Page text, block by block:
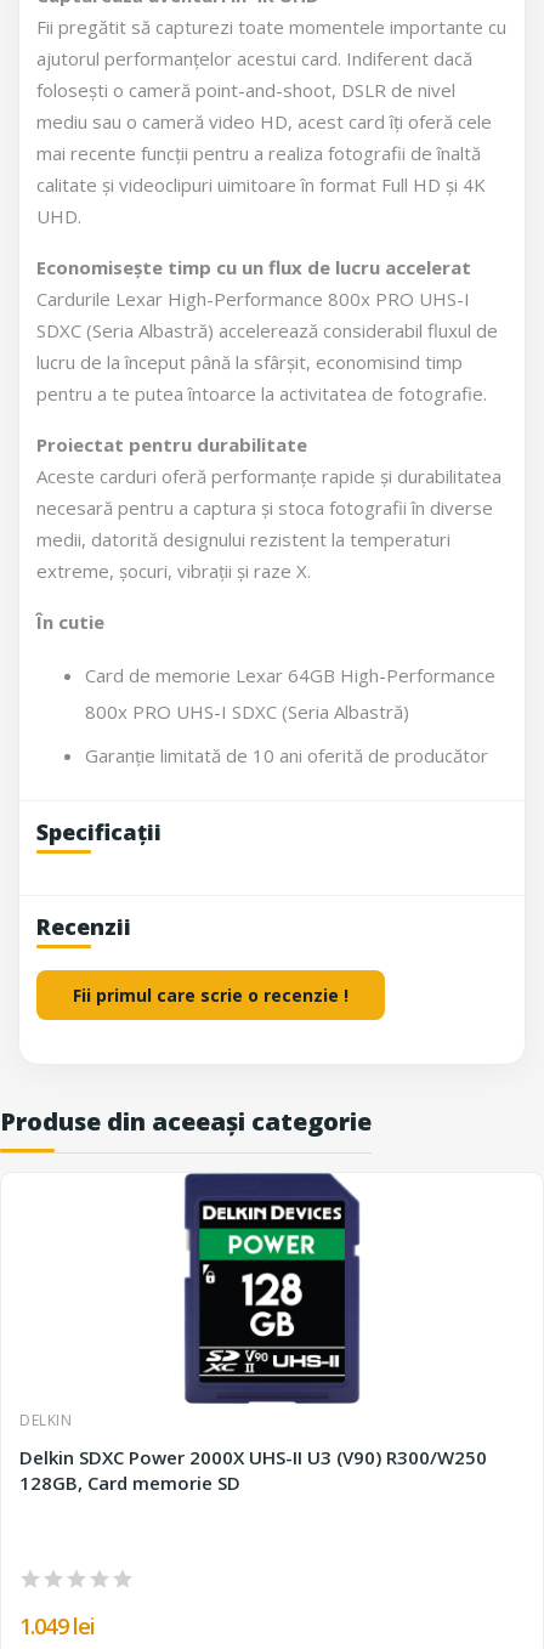
Fii pregătit să capturezi toate momentele importante cu
ajutorul performanțelor acestui card. Indiferent dacă
folosești o cameră point-and-shoot, DSLR de nivel
mediu sau o cameră video HD, acest card îți oferă cele
mai recente funcții pentru a realiza fotografii de înaltă
calitate și videoclipuri uimitoare în format Full HD și 4K
UHD.
Economisește timp cu un flux de lucru accelerat
Cardurile Lexar High-Performance 800x PRO UHS-I
SDXC (Seria Albastră) accelerează considerabil fluxul de
lucru de la început până la sfârșit, economisind timp
pentru a te putea întoarce la activitatea de fotografie.
Proiectat pentru durabilitate
Aceste carduri oferă performanțe rapide și durabilitatea
necesară pentru a captura și stoca fotografii în diverse
medii, datorită designului rezistent la temperaturi
extreme, șocuri, vibrații și raze X.
În cutie
Card de memorie Lexar 64GB High-Performance
800x PRO UHS-I SDXC (Seria Albastră)
Garanție limitată de 10 ani oferită de producător
Specificații
Recenzii
Fii primul care scrie o recenzie !
Produse din aceeași categorie
DELKIN
Delkin SDXC Power 2000X UHS-II U3 (V90) R300/W250
128GB, Card memorie SD
1.049 lei